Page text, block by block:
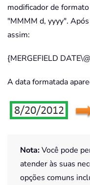
modificador de
"MMMM d, yyyy".
assim:
{MERGEFIELD
A data formatada
Nota:Você pode
atender às suas
opções comuns